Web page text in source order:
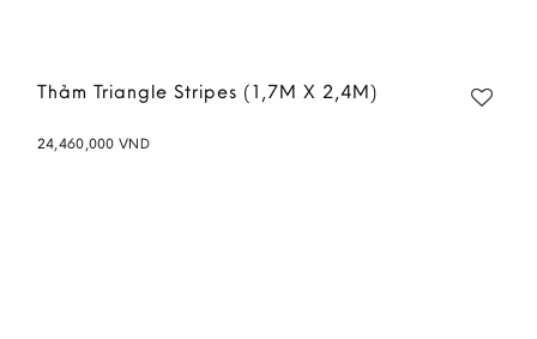
Thảm Triangle Stripes (1,7M X 2,4M)
24,460,000VND